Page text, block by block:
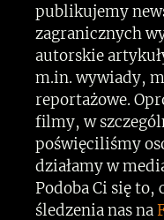
publikujemy
zagranicznych
autorskie
m.in. wywiady,
reportażowe.
filmy, w
poświęciliśmy
działamy w
Podoba Ci się to,
śledzenia nas na